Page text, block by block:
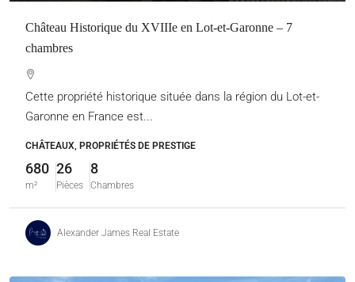
Château Historique du XVIIIe en Lot-et-Garonne – 7
chambres
Cette propriété historique située dans la région du Lot-et-
Garonne en France est...
CHÂTEAUX, PROPRIÉTÉS DE PRESTIGE
680
m²
26
Pièces
8
Chambres
Alexander James Real Estate